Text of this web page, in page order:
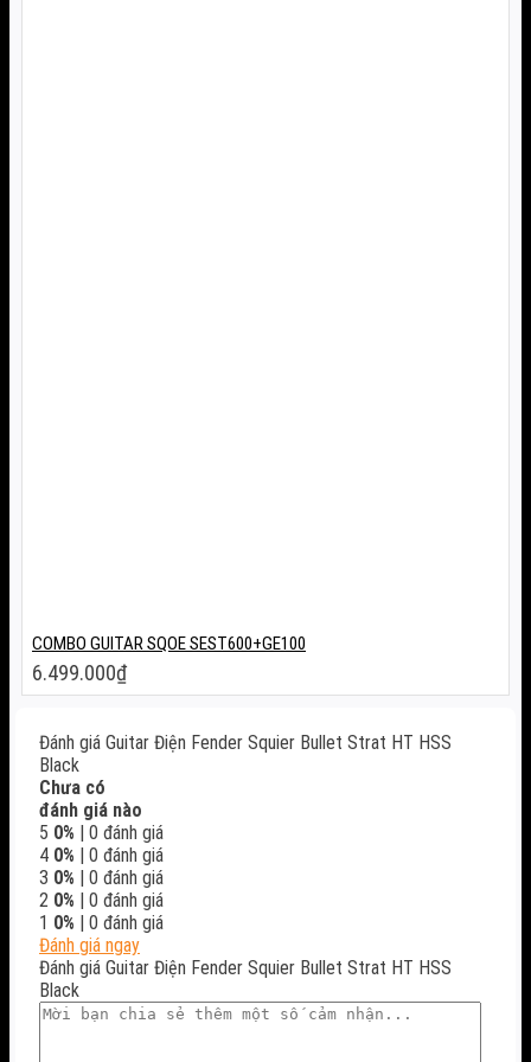
COMBO GUITAR SQOE SEST600+GE100
6.499.000₫
Đánh giá Guitar Điện Fender Squier Bullet Strat HT HSS
Black
Chưa có
đánh giá nào
5 0% | 0 đánh giá
4 0% | 0 đánh giá
3 0% | 0 đánh giá
2 0% | 0 đánh giá
1 0% | 0 đánh giá
Đánh giá ngay
Đánh giá Guitar Điện Fender Squier Bullet Strat HT HSS
Black